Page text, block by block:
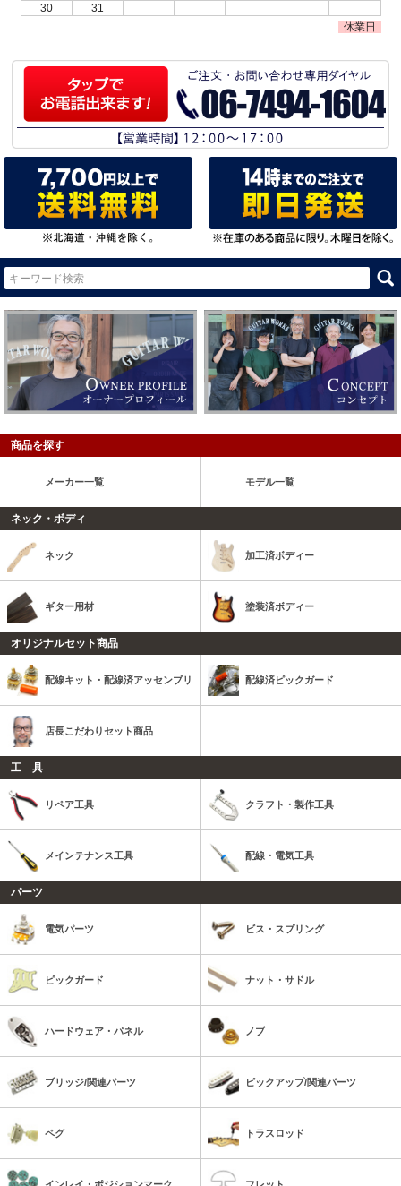
30
31
休業日
商品を探す
メーカー一覧 モデル一覧
ネック・ボディ
ネック 加工済ボディー
ギター用材 塗装済ボディー
オリジナルセット商品
配線キット・配線済アッセンブリ 配線済ピックガード
店長こだわりセット商品
工 具
リペア工具 クラフト・製作工具
メインテナンス工具 配線・電気工具
パーツ
電気パーツ ビス・スプリング
ピックガード ナット・サドル
ハードウェア・パネル ノブ
ブリッジ/関連パーツ ピックアップ/関連パーツ
ペグ トラスロッド